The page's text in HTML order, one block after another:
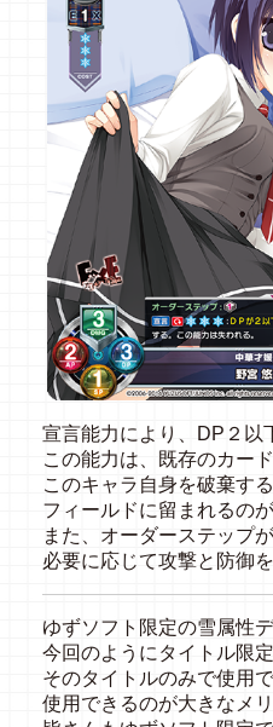
宣言能力により、DP２以
この能力は、既存のカー
このキャラ自身を破棄す
フィールドに留まれるの
また、オーダーステップ
必要に応じて攻撃と防御
ゆずソフト限定の雪属性
今回のようにタイトル限定
そのタイトルのみで使用
使用できるのが大きなメ